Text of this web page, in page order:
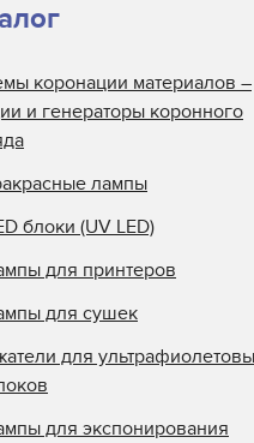
коронации материалов –
и генераторы коронного
лампы
блоки (UV LED)
для принтеров
для сушек
для
для экспонирования